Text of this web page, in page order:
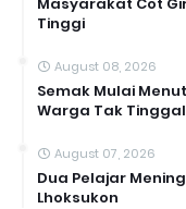
Tinggi
August 08, 2026
Semak Mulai
Warga Tak
August 07, 2026
Dua Pelajar
Lhoksukon